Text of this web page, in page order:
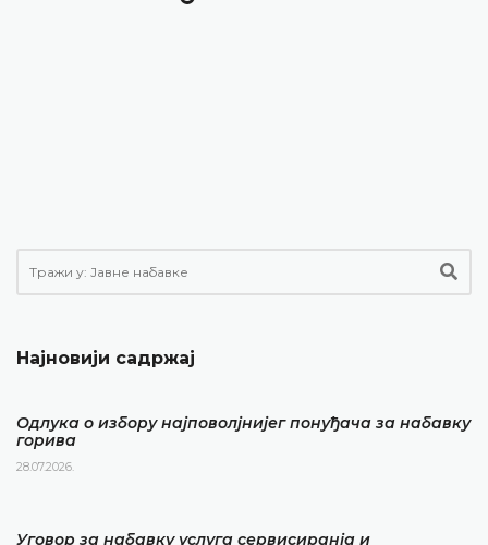
Најновији садржај
Одлука о избору најповолјнијег понуђача за набавку
горива
28.07.2026.
Уговор за набавку услуга сервисиранја и